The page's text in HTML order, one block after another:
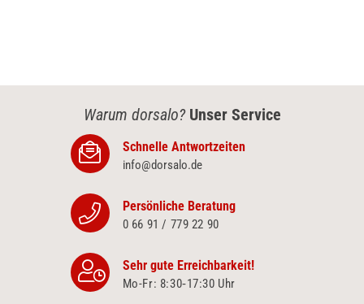
Warum dorsalo? Unser Service
Schnelle Antwortzeiten
info@dorsalo.de
Persönliche Beratung
0 66 91 / 779 22 90
Sehr gute Erreichbarkeit!
Mo-Fr: 8:30‑17:30 Uhr